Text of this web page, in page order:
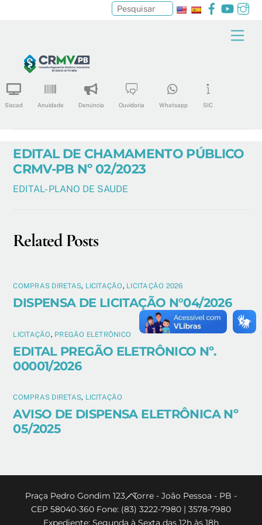
content
Facebook
Siscad Anuidade Denúncia Ouvidoria Whatsapp SIC
Pesquisar
EDITAL DE CHAMAMENTO PÚBLICO
CRMV-PB Nº 02/2023
EDITAL- PLANO DE SAUDE
Related Posts
COMPRAS DIRETAS, LICITAÇÃO, LICITAÇÃO 2026
DISPENSA DE LICITAÇÃO N°04/2026
LICITAÇÃO, PREGÃO ELETRÔNICO
EDITAL PREGÃO ELETRÔNICO Nº.
00001/2026
COMPRAS DIRETAS, LICITAÇÃO
AVISO DE DISPENSA ELETRÔNICA Nº
05/2025
Back
To
Praça Pedro Gondim 123 - Torre - João Pessoa - PB -
CEP 58040-360 Fone: (83) 3222-7980 | 3578-7980
Expediente: Segunda à Sexta das 12h às 18h